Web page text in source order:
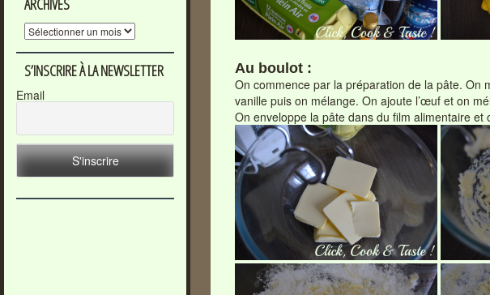
Archives
S’INSCRIRE À LA NEWSLETTER
Email
Au boulot :
On commence par la préparation de la pâte. On
vanille puis on mélange. On ajoute l’œuf et on
On enveloppe la pâte dans du film alimentaire